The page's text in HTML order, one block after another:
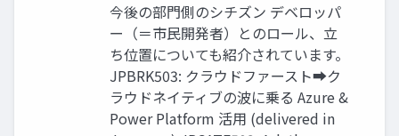
今後の部門側のシチズン デベロッパ
ー（＝市民開発者）とのロール、立
ち位置についても紹介されています。
JPBRK503: クラウドファースト➡ク
ラウドネイティブの波に乗る Azure &
Power Platform 活用 (delivered in